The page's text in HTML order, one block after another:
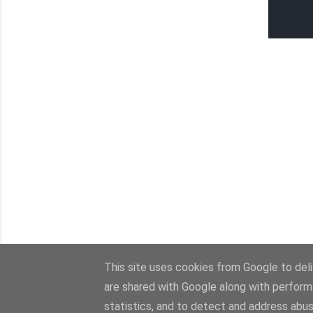
This site uses cookies from Google to
are shared with Google along with
statistics, and to detect and address